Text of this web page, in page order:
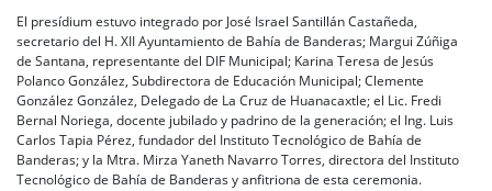
El presídium estuvo integrado por José Israel Santillán Castañeda,
secretario del H. XII Ayuntamiento de Bahía de Banderas; Margui Zúñiga
de Santana, representante del DIF Municipal; Karina Teresa de Jesús
Polanco González, Subdirectora de Educación Municipal; Clemente
González González, Delegado de La Cruz de Huanacaxtle; el Lic. Fredi
Bernal Noriega, docente jubilado y padrino de la generación; el Ing. Luis
Carlos Tapia Pérez, fundador del Instituto Tecnológico de Bahía de
Banderas; y la Mtra. Mirza Yaneth Navarro Torres, directora del Instituto
Tecnológico de Bahía de Banderas y anfitriona de esta ceremonia.